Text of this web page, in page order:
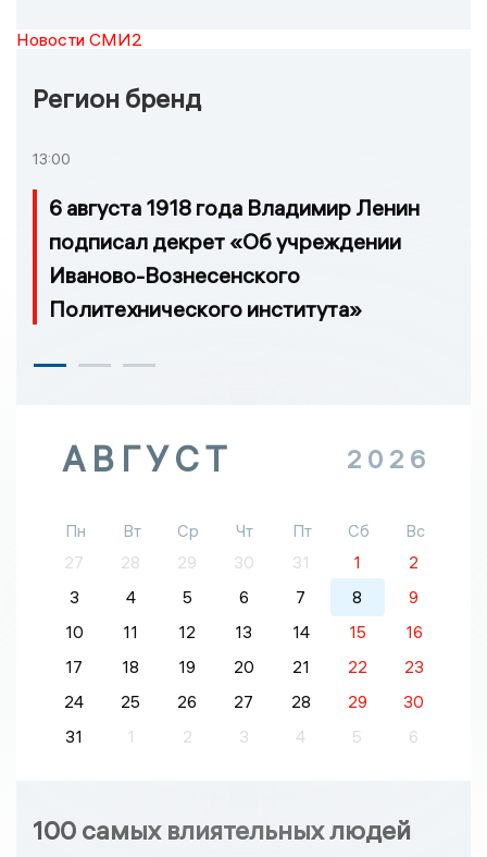
Новости СМИ2
Регион бренд
13:00
6 августа 1918 года Владимир Ленин
подписал декрет «Об учреждении
Иваново-Вознесенского
Политехнического института»
АВГУСТ 2026
Пн Вт Ср Чт Пт Сб
Вс
27
28 29 30 31 1
2
3
4 5 6 7 8
9
10
11 12 13 14 15
16
17
18 19 20 21 22
23
24
25 26 27 28 29
30
31
1 2 3 4 5 6
100 самых влиятельных людей